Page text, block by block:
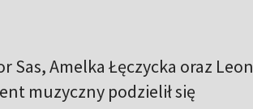
Sas, Amelka Łęczycka oraz Leon
muzyczny podzielił się